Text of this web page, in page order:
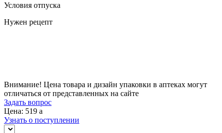
Условия отпуска
Нужен рецепт
Внимание! Цена товара и дизайн упаковки в аптеках могут
отличаться от представленных на сайте
Задать вопрос
Цена: 519 a
Узнать о поступлении